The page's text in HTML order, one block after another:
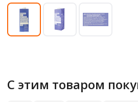
С этим товаром